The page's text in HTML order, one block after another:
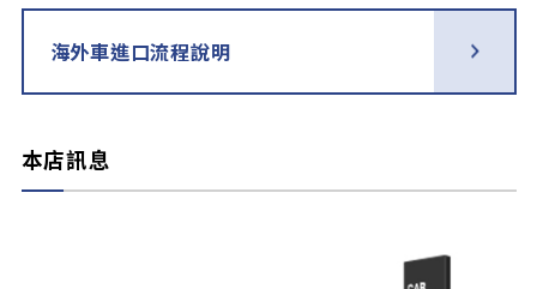
海外車進口流程說明
本店訊息